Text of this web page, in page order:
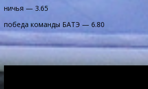
ничья — 3.65
победа команды БАТЭ — 6.80